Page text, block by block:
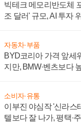
빅테크 메모리반도체
조 달러' 규모, AI 투자
자동차·부품
BYD코리아 가격 앞세
지만, BMW·벤츠보다
소비자·유통
이부진 야심작 '신라스
텔보다 잘 나가, 평택·